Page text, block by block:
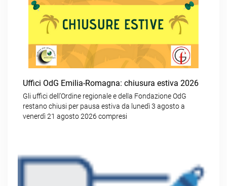
Uffici OdG Emilia-Romagna: chiusura estiva 2026
Gli uffici dell’Ordine regionale e della Fondazione OdG
restano chiusi per pausa estiva da lunedì 3 agosto a
venerdì 21 agosto 2026 compresi